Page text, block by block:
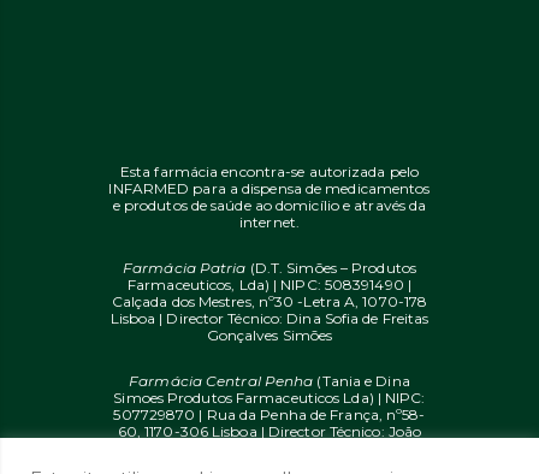
Esta farmácia encontra-se autorizada pelo
INFARMED para a dispensa de medicamentos
e produtos de saúde ao domicílio e através da
internet.
Farmácia Patria (D.T. Simões – Produtos
Farmaceuticos, Lda) | NIPC: 508391490 |
Calçada dos Mestres, nº30 -Letra A, 1070-178
Lisboa | Director Técnico: Dina Sofia de Freitas
Gonçalves Simões
Farmácia Central Penha (Tania e Dina
Simoes Produtos Farmaceuticos Lda) | NIPC:
507729870 | Rua da Penha de França, nº58-
60, 1170-306 Lisboa | Director Técnico: João